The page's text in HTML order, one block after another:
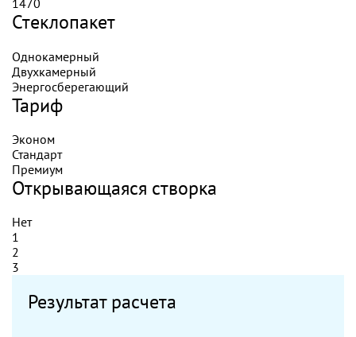
1470
Стеклопакет
Однокамерный
Двухкамерный
Энергосберегающий
Тариф
Эконом
Стандарт
Премиум
Открывающаяся створка
Нет
1
2
3
Результат расчета